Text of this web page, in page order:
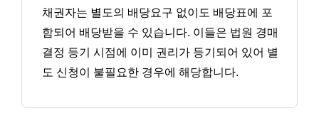
채권자는 별도의 배당요구 없이도 배당표에 포
함되어 배당받을 수 있습니다. 이들은 법원 경매
결정 등기 시점에 이미 권리가 등기되어 있어 별
도 신청이 불필요한 경우에 해당합니다.